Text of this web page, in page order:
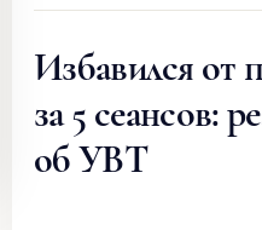
Избавился от
за 5 сеансов:
об УВТ